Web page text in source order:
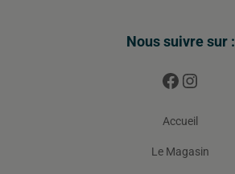
Nous suivre sur :
Accueil
Le Magasin